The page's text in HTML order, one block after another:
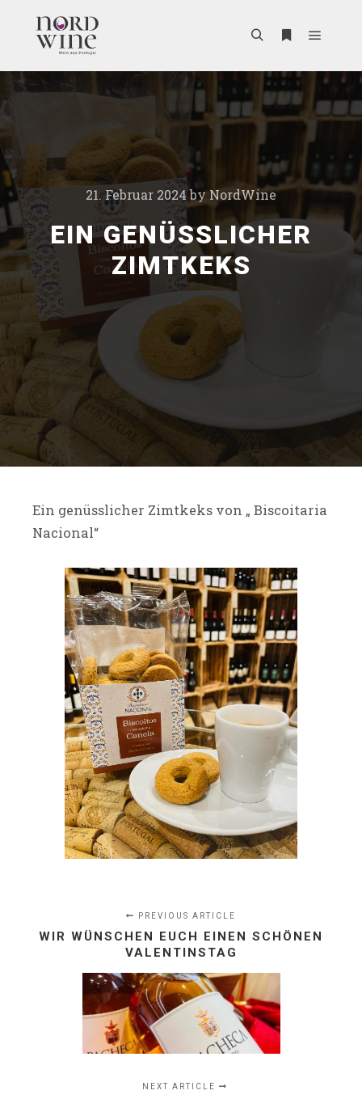
21. Februar 2024byNordWine
EIN GENÜSSLICHER
ZIMTKEKS
Ein genüsslicher Zimtkeks von „ Biscoitaria
Nacional“
PREVIOUS ARTICLE
WIR WÜNSCHEN EUCH EINEN SCHÖNEN
VALENTINSTAG
NEXT ARTICLE